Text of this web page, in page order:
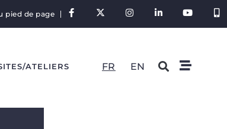
pied de page
ATELIERS FR EN